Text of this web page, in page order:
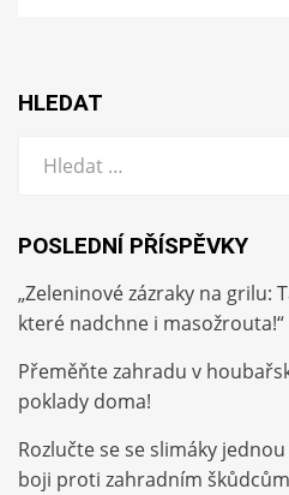
HLEDAT
POSLEDNÍ PŘÍSPĚVKY
„Zeleninové zázraky na grilu:
které nadchne i masožrouta!“
Přeměňte zahradu v
poklady doma!
Rozlučte se se slimáky
boji proti zahradním škůdcům